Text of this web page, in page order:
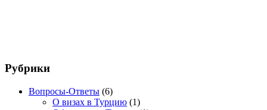
Рубрики
Вопросы-Ответы (6)
О визах в Турцию (1)